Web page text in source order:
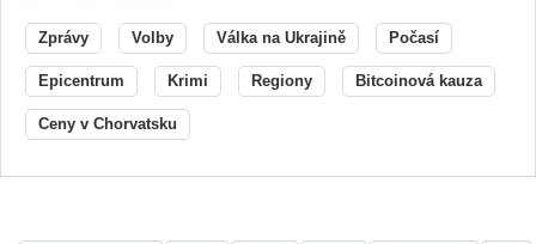
Zprávy Volby Válka na Ukrajině Počasí
Epicentrum Krimi Regiony Bitcoinová kauza
Ceny v Chorvatsku